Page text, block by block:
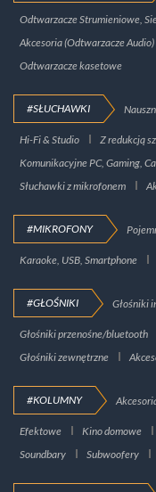
Odtwarzacze Strumieniowe,
Akcesoria (Odtwarzacze Audio)
Odtwarzacze kasetowe
#SŁUCHAWKI
Hi-Fi & Studio Z redukcją
Komunikacyjne PC, Gaming,
Słuchawki z mikrofonem
#MIKROFONY
Karaoke, USB, Smartphone
#GŁOŚNIKI Głośniki
Głośniki przenośne/bluetooth
Głośniki zewnętrzne
#KOLUMNY
Efektowe Kino domowe
Soundbary
Subwoofery